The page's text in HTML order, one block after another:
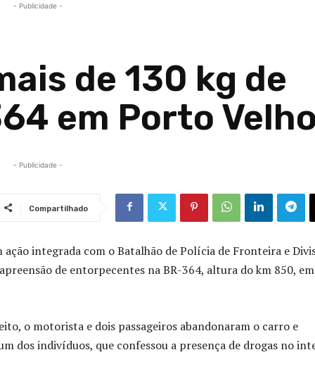
- Publicidade -
de 130 kg de
em Porto Velho
- Publicidade -
Compartilhado
integrada com o Batalhão de Polícia de Fronteira e
de entorpecentes na BR-364, altura do km 850, em
o motorista e dois passageiros abandonaram o carro e
dos indivíduos, que confessou a presença de drogas no